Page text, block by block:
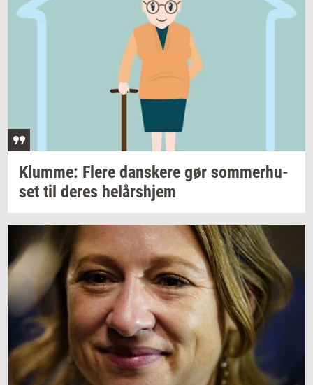
Klum­me: Flere dan­ske­re gør som­mer­hu­
set til deres helårs­hjem